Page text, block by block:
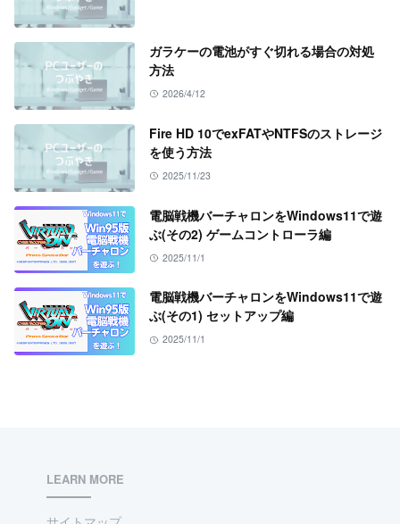
ガラケーの電池がすぐ切れる場合の対処
方法
2026/4/12
Fire HD 10でexFATやNTFSのストレージ
を使う方法
2025/11/23
電脳戦機バーチャロンをWindows11で遊
ぶ(その2) ゲームコントローラ編
2025/11/1
電脳戦機バーチャロンをWindows11で遊
ぶ(その1) セットアップ編
2025/11/1
LEARN MORE